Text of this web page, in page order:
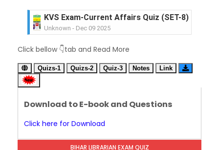
KVS Exam-Current Affairs Quiz (SET-8) in
Unknown - Dec 09 2025
Unknown- Dec 08 2025
KVS Exam-Current Affairs Quiz (SET-6) in
Unknown-Dec 07 2025
KVS Exam-Current Affairs Quiz (SET-4) in
KVS Exam-Current Affairs Quiz (SET-3) in Hindi
Unknown-Dec 04 2025
Click bellow 👇tab and Read More
Quizs-1 Quizs-2 Quiz-3 Notes Link
Download to E-book and Questions
Click here for Download
BIHAR LIBRARIAN EXAM QUIZ